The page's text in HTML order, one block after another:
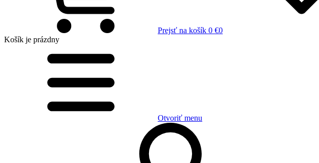
Prejsť na košík 0 €0
Košík je prázdny
Otvoriť menu